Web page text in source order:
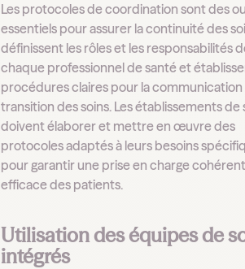
Les protocoles de coordination sont des
essentiels pour assurer la continuité des
définissent les rôles et les responsabilités
chaque professionnel de santé et
procédures claires pour la communication
transition des soins. Les établissements de
doivent élaborer et mettre en œuvre des
protocoles adaptés à leurs besoins
pour garantir une prise en charge
efficace des patients.
Utilisation des équipes de
intégrés